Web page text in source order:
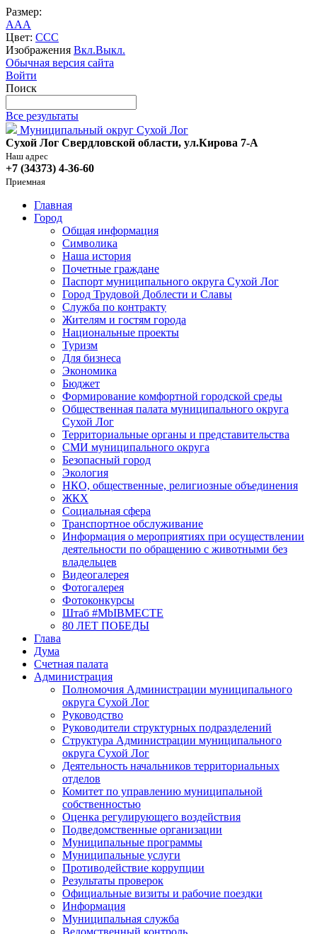
Размер:
AAA
Цвет: CCC
Изображения Вкл.Выкл.
Обычная версия сайта
Войти
Поиск
Все результаты
Муниципальный округ Сухой Лог
Сухой Лог Свердловской области, ул.Кирова 7-А
Наш адрес
+7 (34373) 4-36-60
Приемная
Главная
Город
Общая информация
Символика
Наша история
Почетные граждане
Паспорт муниципального округа Сухой Лог
Город Трудовой Доблести и Славы
Служба по контракту
Жителям и гостям города
Национальные проекты
Туризм
Для бизнеса
Экономика
Бюджет
Формирование комфортной городской среды
Общественная палата муниципального округа
Сухой Лог
Территориальные органы и представительства
СМИ муниципального округа
Безопасный город
Экология
НКО, общественные, религиозные объединения
ЖКХ
Социальная сфера
Транспортное обслуживание
Информация о мероприятиях при осуществлении
деятельности по обращению с животными без
владельцев
Видеогалерея
Фотогалерея
Фотоконкурсы
Штаб #MbIBMECTE
80 ЛЕТ ПОБЕДЫ
Глава
Дума
Счетная палата
Администрация
Полномочия Администрации муниципального
округа Сухой Лог
Руководство
Руководители структурных подразделений
Структура Администрации муниципального
округа Сухой Лог
Деятельность начальников территориальных
отделов
Комитет по управлению муниципальной
собственностью
Оценка регулирующего воздействия
Подведомственные организации
Муниципальные программы
Муниципальные услуги
Противодействие коррупции
Результаты проверок
Официальные визиты и рабочие поездки
Информация
Муниципальная служба
Ведомственный контроль